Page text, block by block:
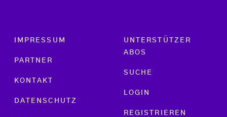
Footer menu
IMPRESSUM
PARTNER
KONTAKT
DATENSCHUTZ
UNTERSTÜTZER
ABOS
SUCHE
LOGIN
REGISTRIEREN